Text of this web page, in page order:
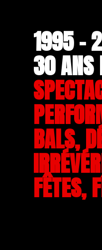
1995 -
30 ANS
BALS,
FÊTES,